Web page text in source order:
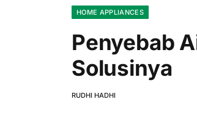
HOME APPLIANCES
Penyebab
Solusinya
RUDHI HADHI